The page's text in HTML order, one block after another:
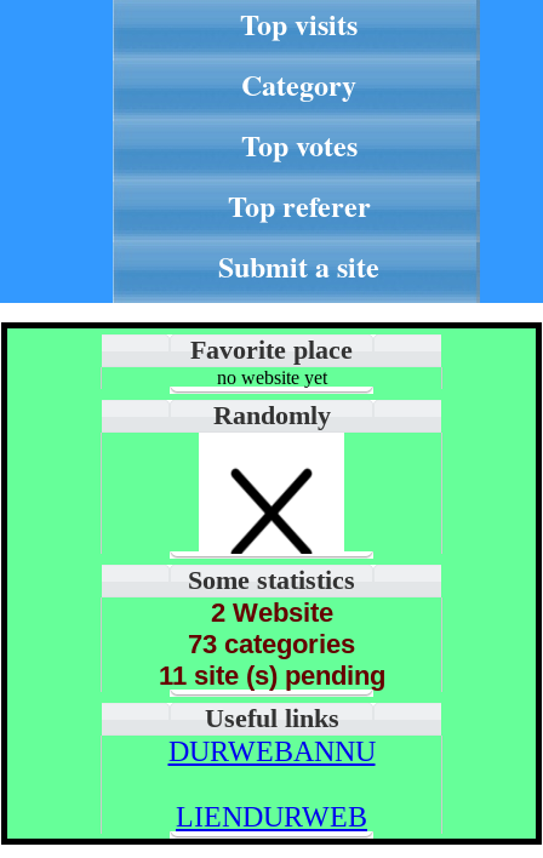
Top visits
Category
Top votes
Top referer
Submit a site
Favorite place
no website yet
Randomly
Some statistics
2 Website
73 categories
11 site (s) pending
Useful links
DURWEBANNU
LIENDURWEB